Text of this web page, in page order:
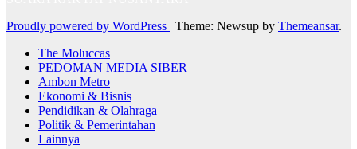
Proudly powered by WordPress | Theme: Newsup by Themeansar.
The Moluccas
PEDOMAN MEDIA SIBER
Ambon Metro
Ekonomi & Bisnis
Pendidikan & Olahraga
Politik & Pemerintahan
Lainnya